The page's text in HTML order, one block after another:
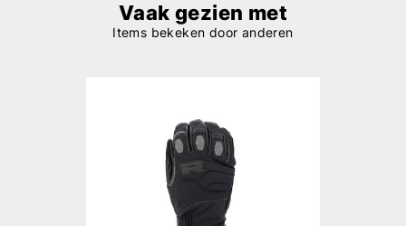
Vaak gezien met
Items bekeken door anderen